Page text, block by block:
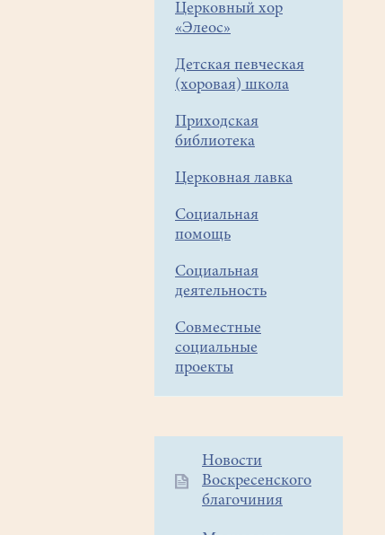
Церковный хор
«Элеос»
Детская певческая
(хоровая) школа
Приходская
библиотека
Церковная лавка
Социальная
помощь
Социальная
деятельность
Совместные
социальные
проекты
Дополнительное
меню
Новости
Воскресенского
благочиния